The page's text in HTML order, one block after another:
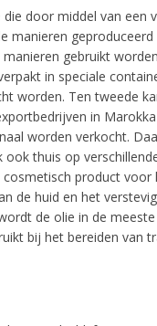
die door middel van een
manieren geproduceerd
manieren gebruikt
in speciale
worden. Ten tweede
in
worden verkocht.
ook thuis op
cosmetisch product voor
de huid en het
de olie in de
bij het bereiden van